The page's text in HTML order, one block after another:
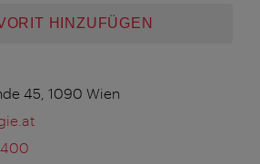
HINZUFÜGEN
45, 1090 Wien